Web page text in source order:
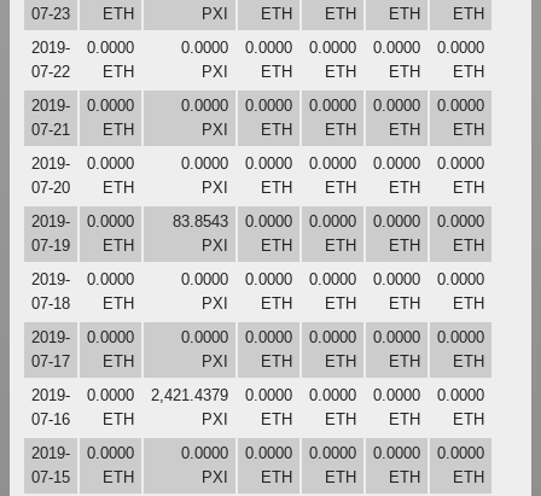
07-23
ETH
PXI
ETH
ETH
ETH
ETH
2019-
07-22
0.0000
ETH
0.0000
PXI
0.0000
ETH
0.0000
ETH
0.0000
ETH
0.0000
ETH
2019-
07-21
0.0000
ETH
0.0000
PXI
0.0000
ETH
0.0000
ETH
0.0000
ETH
0.0000
ETH
2019-
07-20
0.0000
ETH
0.0000
PXI
0.0000
ETH
0.0000
ETH
0.0000
ETH
0.0000
ETH
2019-
07-19
0.0000
ETH
83.8543
PXI
0.0000
ETH
0.0000
ETH
0.0000
ETH
0.0000
ETH
2019-
07-18
0.0000
ETH
0.0000
PXI
0.0000
ETH
0.0000
ETH
0.0000
ETH
0.0000
ETH
2019-
07-17
0.0000
ETH
0.0000
PXI
0.0000
ETH
0.0000
ETH
0.0000
ETH
0.0000
ETH
2019-
07-16
0.0000
ETH
2,421.4379
PXI
0.0000
ETH
0.0000
ETH
0.0000
ETH
0.0000
ETH
2019-
07-15
0.0000
ETH
0.0000
PXI
0.0000
ETH
0.0000
ETH
0.0000
ETH
0.0000
ETH